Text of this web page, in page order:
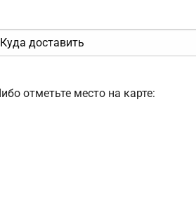
отметьте место на карте: